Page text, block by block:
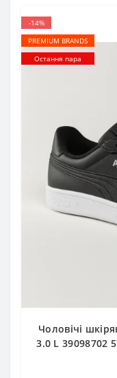
-14%
PREMIUM BRANDS
Остання пара
Чоловічі
3.0 L 39098702